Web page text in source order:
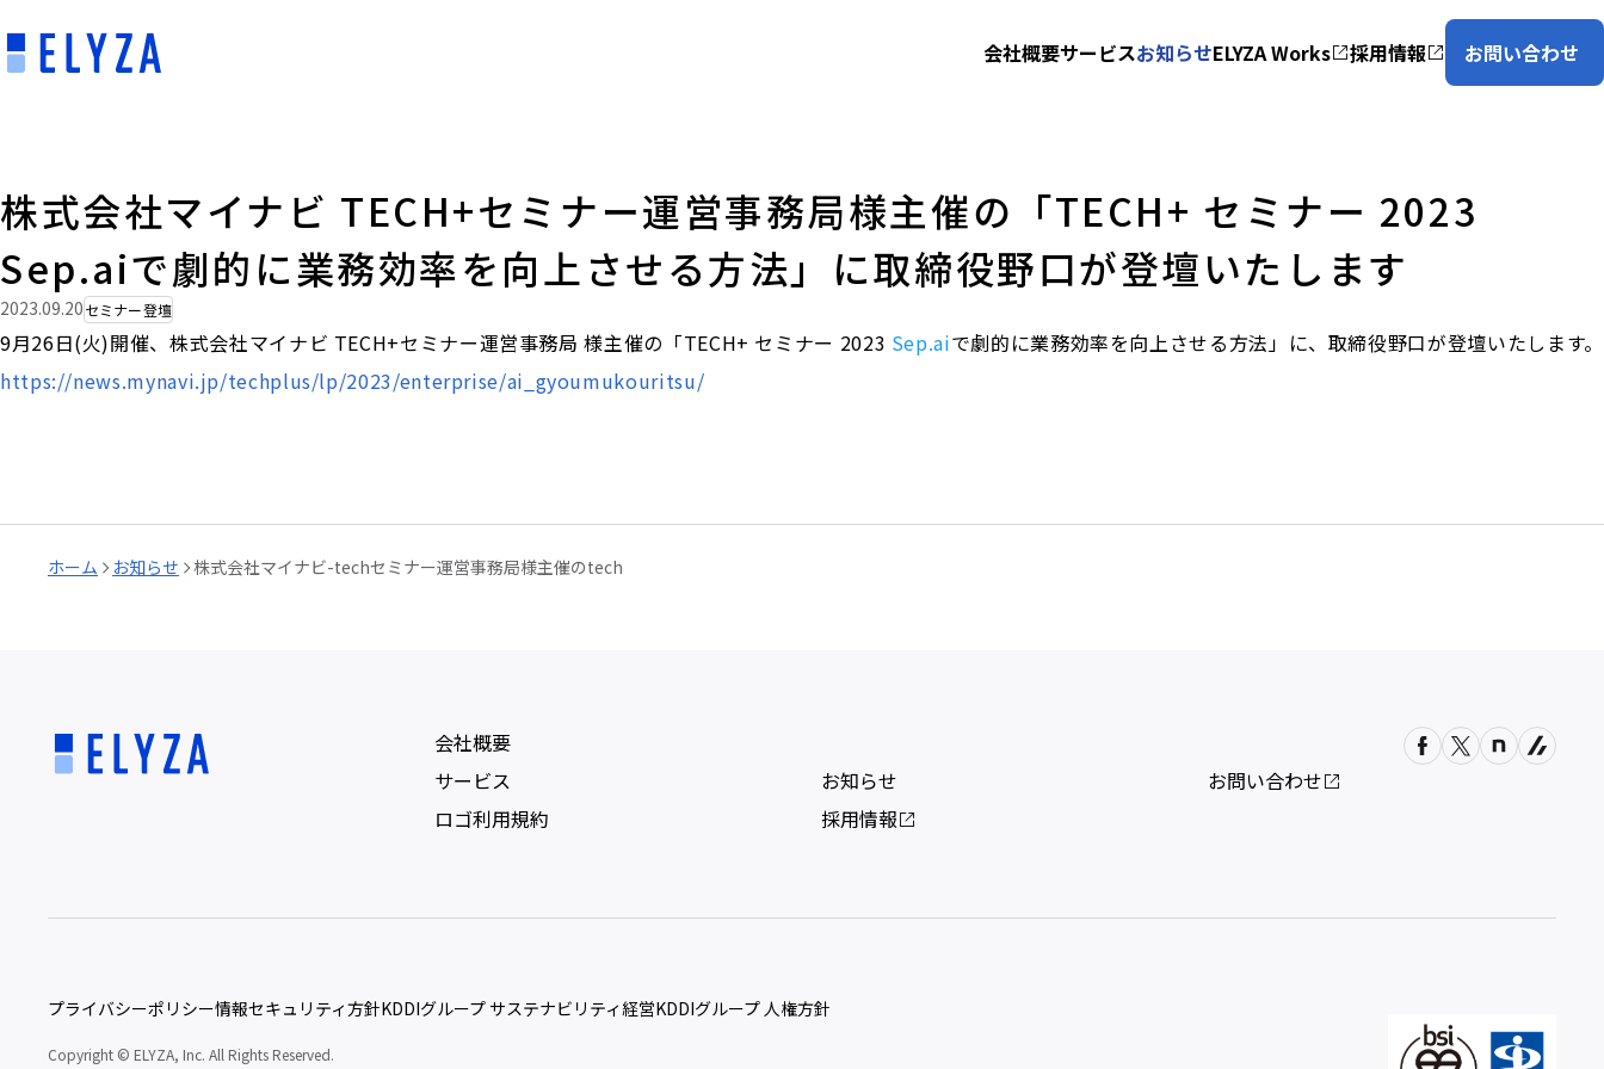
会社概要サービスお知らせELYZA Works 採用情報 お問い合わせ
株式会社マイナビ TECH+セミナー運営事務局様主催の「TECH+ セミナー 2023
Sep.aiで劇的に業務効率を向上させる方法」に取締役野口が登壇いたします
2023.09.20セミナー登壇
9月26日(火)開催、株式会社マイナビ TECH+セミナー運営事務局 様主催の「TECH+ セミナー 2023 Sep.aiで劇的に業務効率を向上させる方法」に、取締役野口が登壇いたします。
https://news.mynavi.jp/techplus/lp/2023/enterprise/ai_gyoumukouritsu/
ホーム お知らせ 株式会社マイナビ-techセミナー運営事務局様主催のtech
会社概要
サービス
ロゴ利用規約
お知らせ
採用情報
お問い合わせ
プライバシーポリシー情報セキュリティ方針KDDIグループ サステナビリティ経営KDDIグループ 人権方針
Copyright © ELYZA, Inc. All Rights Reserved.